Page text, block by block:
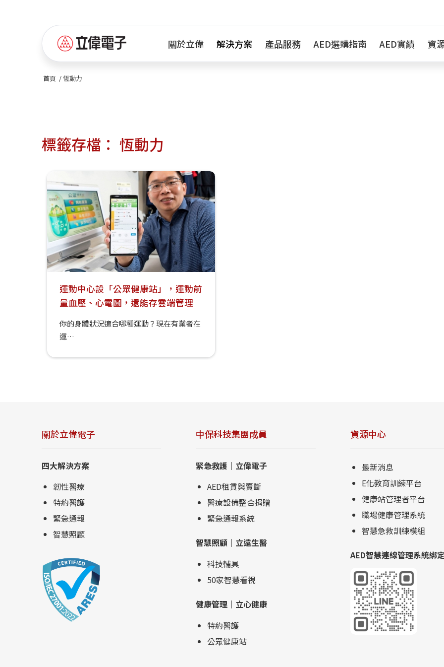
關於立偉 解決方案 產品服務 AED選購指南 AED實績 資
首頁 /恆動力
標籤存檔： 恆動力
運動中心設「公眾健康站」，運動前
量血壓、心電圖，還能存雲端管理
你的身體狀況適合哪種運動？現在有業者在
運…
關於立偉電子
四大解決方案
韌性醫療
特約醫護
緊急通報
智慧照顧
中保科技集團成員
緊急救護｜立偉電子
AED租賃與賣斷
醫療設備整合捐贈
緊急通報系統
智慧照顧｜立遠生醫
科技輔具
50家智慧看視
健康管理｜立心健康
特約醫護
公眾健康站
資源中心
最新消息
E化教育訓練平台
健康站管理者平台
職場健康管理系統
智慧急救訓練模組
AED智慧連線管理系統綁